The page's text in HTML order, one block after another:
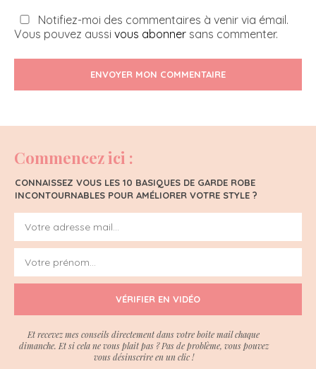
Notifiez-moi des commentaires à venir via émail.
Vous pouvez aussi vous abonner sans commenter.
ENVOYER MON COMMENTAIRE
Commencez ici :
CONNAISSEZ VOUS LES 10 BASIQUES DE GARDE ROBE
INCONTOURNABLES POUR AMÉLIORER VOTRE STYLE ?
VÉRIFIER EN VIDÉO
Et recevez mes conseils directement dans votre boite mail chaque
dimanche. Et si cela ne vous plait pas ? Pas de problème, vous pouvez
vous désinscrire en un clic !